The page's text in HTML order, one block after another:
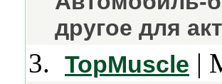
другое для
3. TopMuscle |